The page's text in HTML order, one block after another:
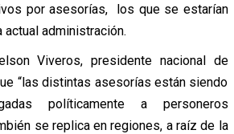
por asesorías, los que se estarían
administración.
Viveros, presidente nacional de
“las distintas asesorías están siendo
políticamente a personeros
se replica en regiones, a raíz de la